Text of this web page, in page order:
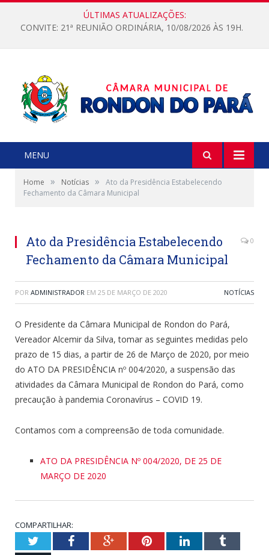
ÚLTIMAS ATUALIZAÇÕES:
CONVITE: 21ª REUNIÃO ORDINÁRIA, 10/08/2026 ÀS 19H.
MENU
Home » Notícias »
Ato da Presidência Estabelecendo
Fechamento da Câmara Municipal
Ato da Presidência Estabelecendo
Fechamento da Câmara Municipal
0
POR ADMINISTRADOR EM 25 DE MARÇO DE 2020 NOTÍCIAS
O Presidente da Câmara Municipal de Rondon do Pará,
Vereador Alcemir da Silva, tomar as seguintes medidas pelo
prazo de 15 dias, a partir de 26 de Março de 2020, por meio
do ATO DA PRESIDÊNCIA nº 004/2020, a suspensão das
atividades da Câmara Municipal de Rondon do Pará, como
precaução à pandemia Coronavírus – COVID 19.
Contamos com a compreensão de toda comunidade.
ATO DA PRESIDÊNCIA Nº 004/2020, DE 25 DE
MARÇO DE 2020
COMPARTILHAR:
TwitterFacebookGoogle+PinterestLinkedInTumblr